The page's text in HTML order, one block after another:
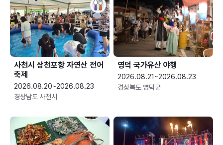
사천시 삼천포항 자연산 전어
축제
2026.08.20~2026.08.23
경상남도 사천시
영덕 국가유산 야행
2026.08.21~2026.08.23
경상북도 영덕군